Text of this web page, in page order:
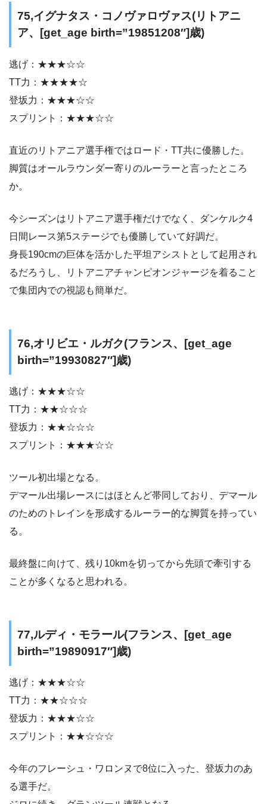
75,イグナタス・コノヴァロヴァス(リトアニ
ア、[get_age birth=”19851208″]歳)
逃げ：★★★☆☆
TT力：★★★★☆
登坂力：★★★☆☆
スプリント：★★★☆☆
直近のリトアニア選手権ではロード・TT共に優勝した。
脚質はオールラウンダー寄りのルーラーと言ったところ
か。
今シーズンはリトアニア選手権だけでなく、ダンケルク4
日間レース第5ステージでも優勝していて好調だ。
身長190cmの巨体を活かした平坦アシストとして起用され
るだろうし、リトアニアチャンピオンジャージを着ること
で集団内での視認も簡単だ。
76,オリビエ・ルガク(フランス、[get_age
birth=”19930827″]歳)
逃げ：★★★☆☆
TT力：★★☆☆☆
登坂力：★★☆☆☆
スプリント：★★★☆☆
ツール初出場となる。
デマール出場レースにはほとんど帯同しており、デマール
のためのトレインを形成するルーラー的な脚質を持ってい
る。
最終盤に向けて、残り10kmを切ってから先頭で牽引する
ことが多くなると思われる。
77,ルディ・モラール(フランス、[get_age
birth=”19890917″]歳)
逃げ：★★★☆☆
TT力：★★☆☆☆
登坂力：★★★☆☆
スプリント：★★☆☆☆
今年のフレーシュ・ワロンヌで8位に入った、登坂力のあ
る選手だ。